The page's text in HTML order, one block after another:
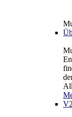
V2